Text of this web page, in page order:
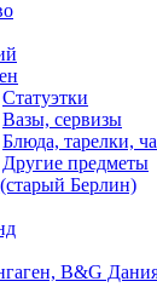
Статуэтки
Вазы, сервизы
Блюда, тарелки,
Другие предметы
Берлин)
B&G